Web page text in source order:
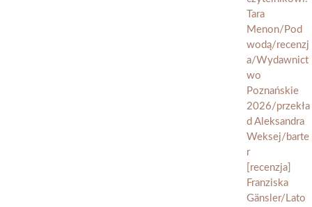
[recenzja]
Franziska
Gänsler/Lato